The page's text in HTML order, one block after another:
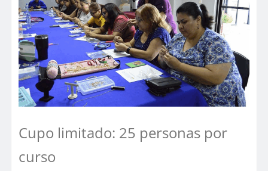
Cupo limitado: 25 personas por
curso